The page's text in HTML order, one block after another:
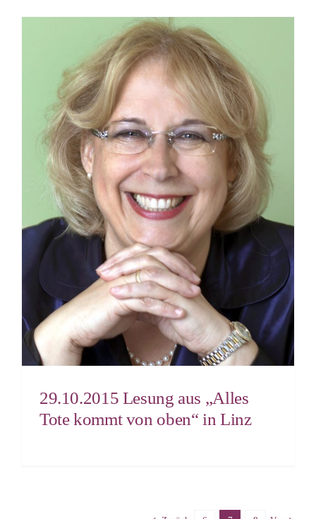
29.10.2015 Lesung aus „Alles
Tote kommt von oben“ in Linz